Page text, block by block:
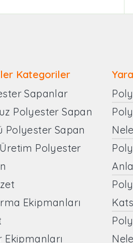
Kategoriler
Sapanlar
Polyester Sapan
Polyester Sapan
Polyester
Ekipmanları
Ekipmanları